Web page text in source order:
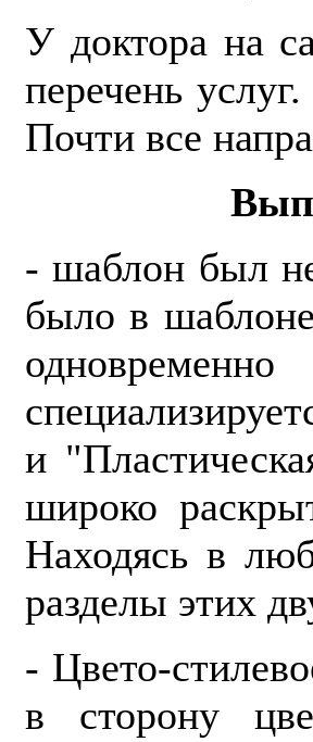
У доктора на
перечень
Почти все
- шаблон был
было в
и
широко
Находясь в
разделы этих
- Цвето-
в сторону